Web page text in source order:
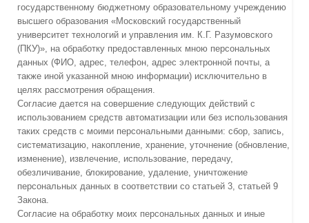
государственному бюджетному образовательному учреждению
высшего образования «Московский государственный
университет технологий и управления им. К.Г. Разумовского
(ПКУ)», на обработку предоставленных мною персональных
данных (ФИО, адрес, телефон, адрес электронной почты, а
также иной указанной мною информации) исключительно в
целях рассмотрения обращения.
Согласие дается на совершение следующих действий с
использованием средств автоматизации или без использования
таких средств с моими персональными данными: сбор, запись,
систематизацию, накопление, хранение, уточнение (обновление,
изменение), извлечение, использование, передачу,
обезличивание, блокирование, удаление, уничтожение
персональных данных в соответствии со статьей 3, статьей 9
Закона.
Согласие на обработку моих персональных данных и иные